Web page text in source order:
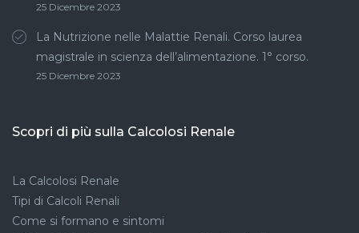
25 Dicembre 2023
La Nutrizione nelle Malattie Renali. Corso laurea
magistrale in scienza dell’alimentazione. 1° corso.
25 Dicembre 2023
Scopri di più sulla Calcolosi Renale
La Calcolosi Renale
Tipi di Calcoli Renali
Come si formano e sintomi